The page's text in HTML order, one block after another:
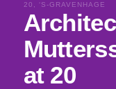
20, ‘S-GRAVENHAGE
at 20